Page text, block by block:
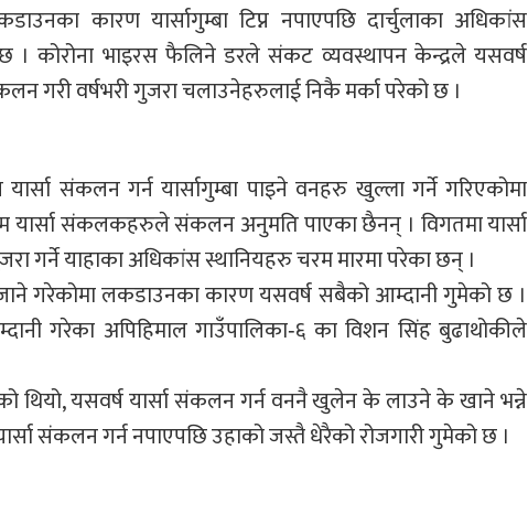
कारण यार्सागुम्बा टिप्न नपाएपछि दार्चुलाका अधिकांस
। कोरोना भाइरस फैलिने डरले संकट व्यवस्थापन केन्द्रले यसवर्ष
गरी वर्षभरी गुजरा चलाउनेहरुलाई निकै मर्का परेको छ ।
संकलन गर्न यार्सागुम्बा पाइने वनहरु खुल्ला गर्ने गरिएकोमा
संकलकहरुले संकलन अनुमति पाएका छैनन् । विगतमा यार्सा
गर्ने याहाका अधिकांस स्थानियहरु चरम मारमा परेका छन् ।
गरेकोमा लकडाउनका कारण यसवर्ष सबैको आम्दानी गुमेको छ ।
गरेका अपिहिमाल गाउँपालिका‐६ का विशन सिंह बुढाथोकीले
थियो, यसवर्ष यार्सा संकलन गर्न वननै खुलेन के लाउने के खाने भन्ने
संकलन गर्न नपाएपछि उहाको जस्तै धेरैको रोजगारी गुमेको छ ।